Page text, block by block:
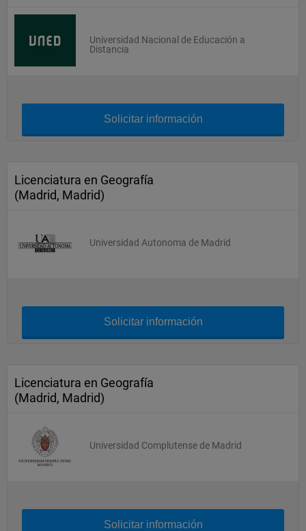
Universidad Nacional de Educación a
Distancia
Solicitar información
Licenciatura en Geografía
(Madrid, Madrid)
Universidad Autonoma de Madrid
Solicitar información
Licenciatura en Geografía
(Madrid, Madrid)
Universidad Complutense de Madrid
Solicitar información